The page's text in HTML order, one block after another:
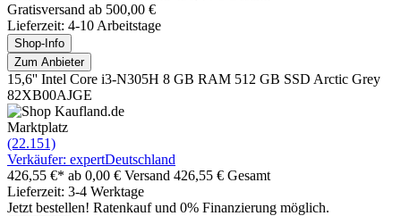
Gratisversand ab 500,00 €
Lieferzeit: 4-10 Arbeitstage
Shop-Info
Zum Anbieter
15,6'' Intel Core i3-N305H 8 GB RAM 512 GB SSD Arctic Grey
82XB00AJGE
Marktplatz
(22.151)
Verkäufer: expertDeutschland
426,55 €* ab 0,00 € Versand 426,55 € Gesamt
Lieferzeit: 3-4 Werktage
Jetzt bestellen! Ratenkauf und 0% Finanzierung möglich.